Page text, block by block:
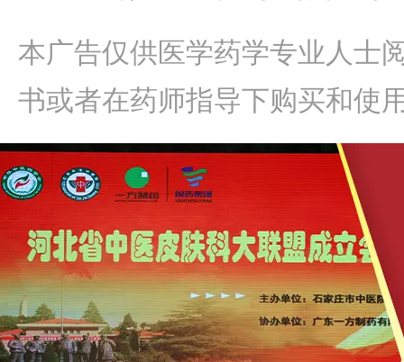
本广告仅供医学药学专业人士
书或者在药师指导下购买和使